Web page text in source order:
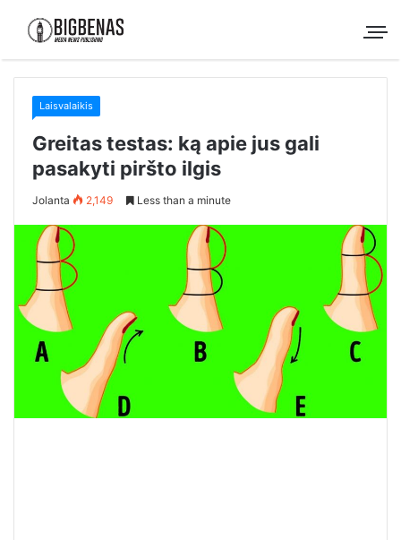
Laisvalaikis
Greitas testas: ką apie jus gali
pasakyti piršto ilgis
Jolanta 2,149 Less than a minute